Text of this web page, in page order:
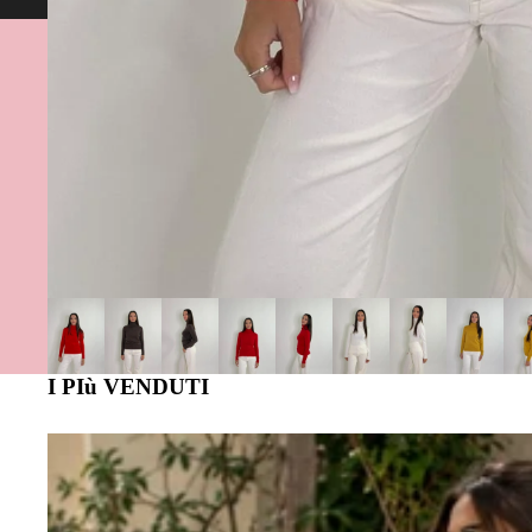
Spedizione gratuita da 60€ in su
I PIù VENDUTI